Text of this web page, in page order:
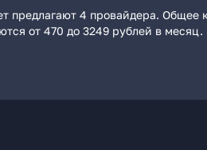
предлагают 4 провайдера.
от 470 до 3249 рублей в